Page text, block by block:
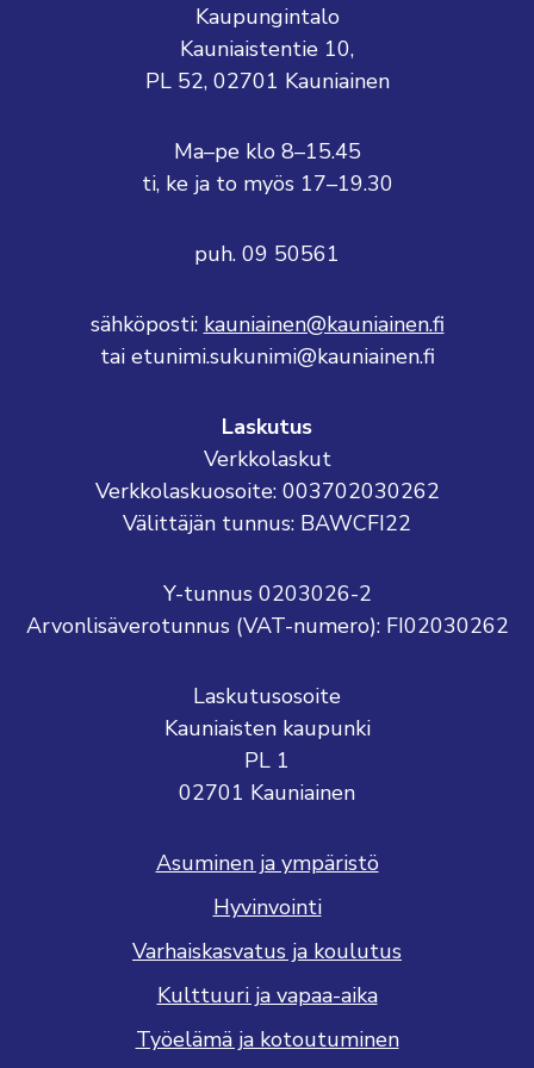
Kaupungintalo
Kauniaistentie 10,
PL 52, 02701 Kauniainen
Ma–pe klo 8–15.45
ti, ke ja to myös 17–19.30
puh. 09 50561
sähköposti: kauniainen@kauniainen.fi
tai etunimi.sukunimi@kauniainen.fi
Laskutus
Verkkolaskut
Verkkolaskuosoite: 003702030262
Välittäjän tunnus: BAWCFI22
Y-tunnus 0203026-2
Arvonlisäverotunnus (VAT-numero): FI02030262
Laskutusosoite
Kauniaisten kaupunki
PL 1
02701 Kauniainen
Asuminen ja ympäristö
Hyvinvointi
Varhaiskasvatus ja koulutus
Kulttuuri ja vapaa-aika
Työelämä ja kotoutuminen